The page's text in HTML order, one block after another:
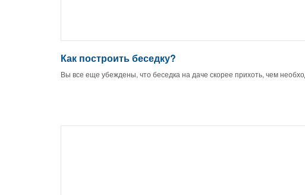
Как построить беседку?
Вы все еще убеждены, что беседка на даче скорее прихоть, чем